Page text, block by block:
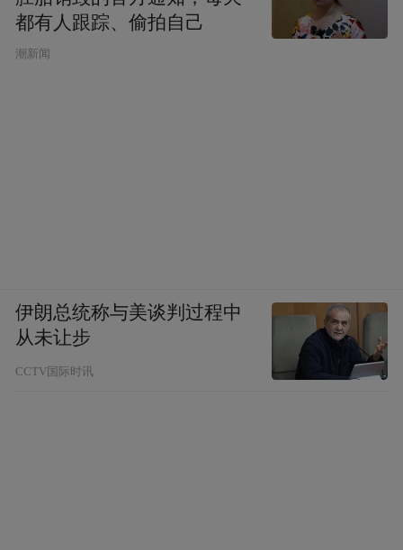
都有人跟踪、偷拍自己
潮新闻
伊朗总统称与美谈判过程中
从未让步
CCTV国际时讯